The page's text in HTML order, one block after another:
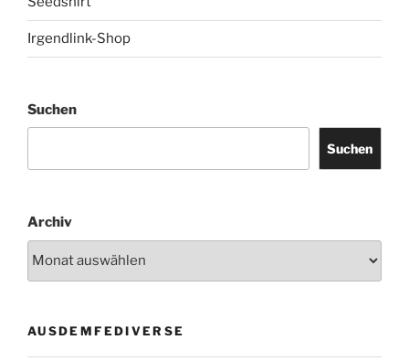
Irgendlink-Shop
Suchen
Suchen
Archiv
AUSDEMFEDIVERSE